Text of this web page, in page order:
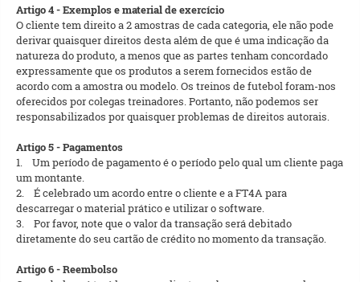
Artigo 4 - Exemplos e material de exercício
O cliente tem direito a 2 amostras de cada categoria, ele não pode
derivar quaisquer direitos desta além de que é uma indicação da
natureza do produto, a menos que as partes tenham concordado
expressamente que os produtos a serem fornecidos estão de
acordo com a amostra ou modelo. Os treinos de futebol foram-nos
oferecidos por colegas treinadores. Portanto, não podemos ser
responsabilizados por quaisquer problemas de direitos autorais.
Artigo 5 - Pagamentos
1. Um período de pagamento é o período pelo qual um cliente paga
um montante.
2. É celebrado um acordo entre o cliente e a FT4A para
descarregar o material prático e utilizar o software.
3. Por favor, note que o valor da transação será debitado
diretamente do seu cartão de crédito no momento da transação.
Artigo 6 - Reembolso